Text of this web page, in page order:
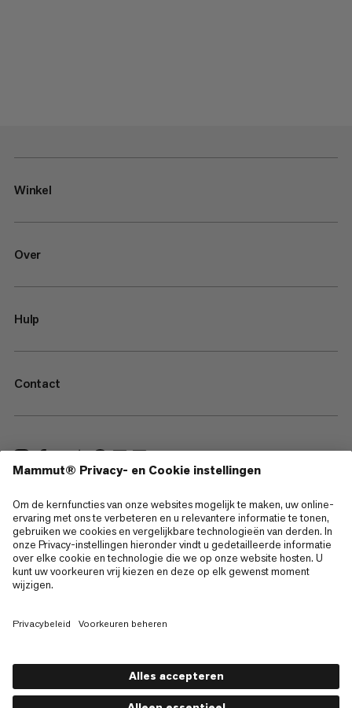
Winkel
Over
Hulp
Contact
—
Sitemap
Cookies
Juridische kennisgeving